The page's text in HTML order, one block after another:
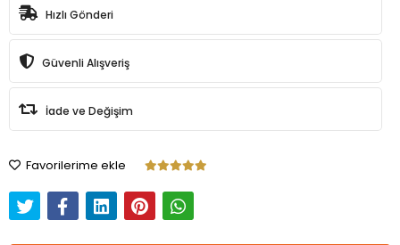
Hızlı Gönderi
Güvenli Alışveriş
İade ve Değişim
Favorilerime ekle